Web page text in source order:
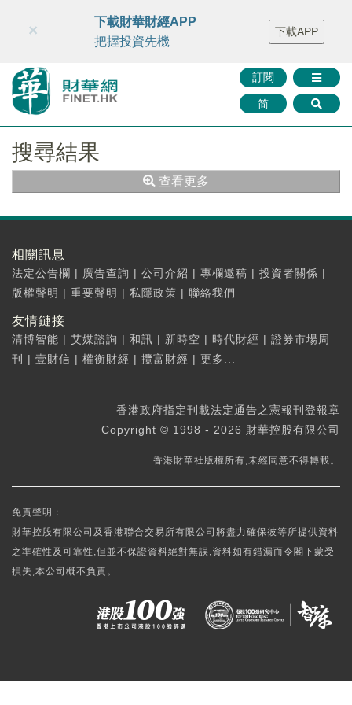
財華智庫網 FINTV FINMETA 財華證券 媒體矩陣
智庫沙龍
聯絡我們
訂閱
简
×
下載財華財經APP
把握投資先機
下載APP
搜尋結果
查看更多
相關訊息
法定公告欄 | 廣告查詢 | 公司介紹 | 專欄邀稿 | 投資者關係 |
版權聲明 | 重要聲明 | 私隱政策 | 聯絡我們
友情鏈接
清博智能 | 艾媒諮詢 | 和訊 | 新時空 | 時代財經 | 證券市場周
刊
| 壹財信 | 權衡財經 | 攬富財經 | 更多...
香港政府指定刊載法定通告之憲報刊登報章
Copyright © 1998 - 2026 財華控股有限公司
香港財華社版權所有,未經同意不得轉載。
免責聲明：
財華控股有限公司及香港聯合交易所有限公司將盡力確保彼等所提供資料
之準確性及可靠性,但並不保證資料絕對無誤,資料如有錯漏而令閣下蒙受
損失,本公司概不負責。